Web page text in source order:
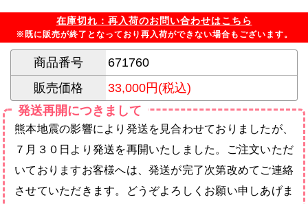
在庫切れ：再入荷のお問い合わせはこちら
※既に販売が終了となっており再入荷ができない場合もございます。
商品番号
671760
販売価格
33,000円(税込)
発送再開につきまして
熊本地震の影響により発送を見合わせておりましたが、
７月３０日より発送を再開いたしました。ご注文いただ
いておりますお客様へは、発送が完了次第改めてご連絡
させていただきます。どうぞよろしくお願い申しあげま